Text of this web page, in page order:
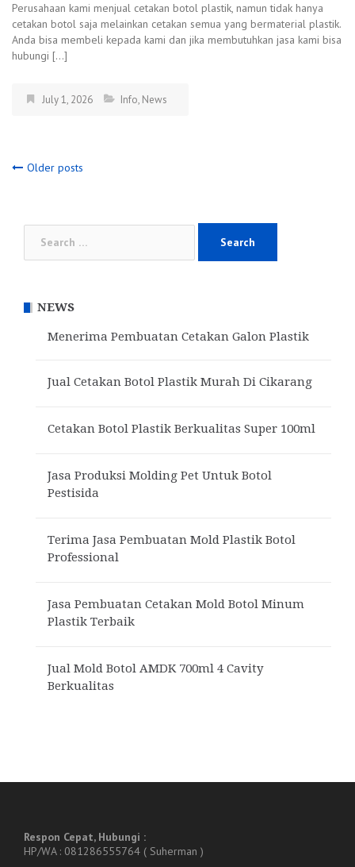
Perusahaan kami menjual cetakan botol plastik, namun tidak hanya
cetakan botol saja melainkan cetakan semua yang bermaterial plastik.
Anda bisa membeli kepada kami dan jika membutuhkan jasa kami bisa
hubungi […]
July 1, 2026 Info, News
Posts
Older posts
NEWS
Menerima Pembuatan Cetakan Galon Plastik
Jual Cetakan Botol Plastik Murah Di Cikarang
Cetakan Botol Plastik Berkualitas Super 100ml
Jasa Produksi Molding Pet Untuk Botol
Pestisida
Terima Jasa Pembuatan Mold Plastik Botol
Professional
Jasa Pembuatan Cetakan Mold Botol Minum
Plastik Terbaik
Jual Mold Botol AMDK 700ml 4 Cavity
Berkualitas
Respon Cepat, Hubungi :
HP/WA : 081286555764 ( Suherman )